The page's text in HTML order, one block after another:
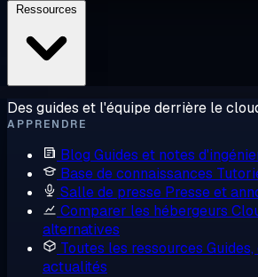
Des guides et l'équipe derrière le
APPRENDRE
Blog Guides et notes
Base de connaissances
Salle de presse Presse et
Comparer les hébergeurs
alternatives
Toutes les ressources
actualités